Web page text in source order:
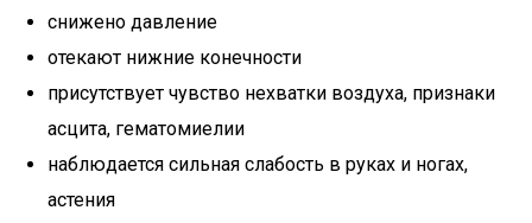
снижено давление
отекают нижние конечности
присутствует чувство нехватки воздуха, признаки
асцита, гематомиелии
наблюдается сильная слабость в руках и ногах,
астения